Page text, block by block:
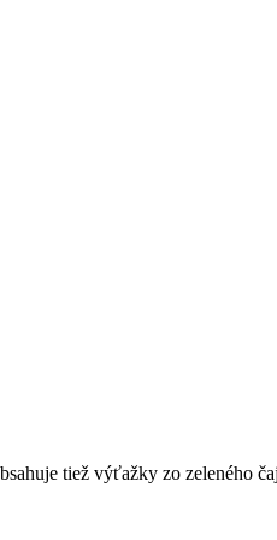
tiež výťažky zo zeleného